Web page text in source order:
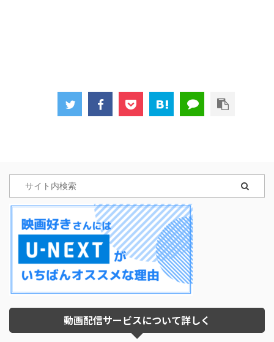
動画配信サービスについて詳しく